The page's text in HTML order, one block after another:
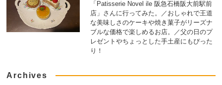
「Patisserie Novel ile 阪急石橋阪大前駅前
店」さんに行ってみた。／おしゃれで王道
な美味しさのケーキや焼き菓子がリーズナ
ブルな価格で楽しめるお店。／父の日のプ
レゼントやちょっとした手土産にもぴった
り！
Archives